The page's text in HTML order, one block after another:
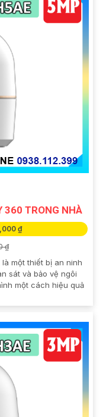
360 TRONG NHÀ
₫
₫
một thiết bị an ninh
sát và bảo vệ ngôi
một cách hiệu quả